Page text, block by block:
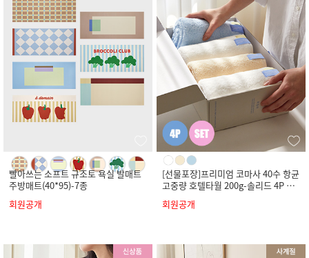
빨아쓰는 소프트 규조토 욕실 발매트
주방매트(40*95)-7종
회원공개
[선물포장]프리미엄 코마사 40수 항균
고중량 호텔타월 200g-솔리드 4P 세
회원공개